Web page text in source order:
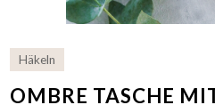
Häkeln
OMBRE TASCHE